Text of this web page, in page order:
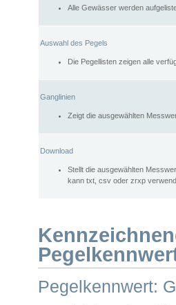
Alle Gewässer werden
Auswahl des Pegels
Die Pegellisten zeigen alle
Ganglinien
Zeigt die ausgewählten
Download
Stellt die ausgewählten
kann txt, csv oder zrxp
Pegelkennwert: